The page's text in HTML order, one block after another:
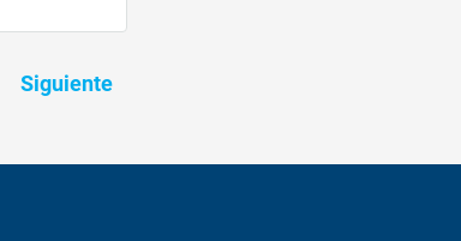
Siguiente